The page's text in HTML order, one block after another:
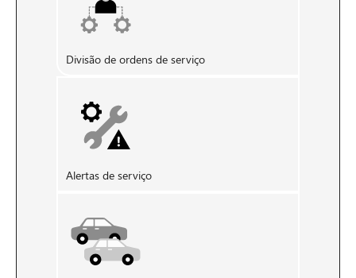
Divisão de ordens de serviço
Alertas de serviço